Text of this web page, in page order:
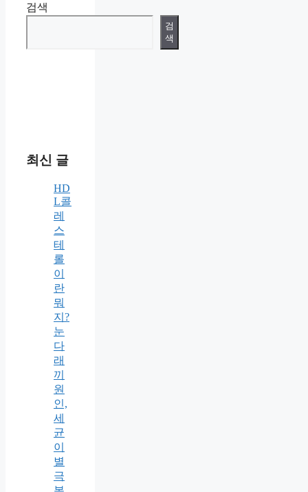
검색
검
색
최신 글
HD
L콜
레
스
테
롤
이
란
뭐
지?
눈
다
래
끼
원
인,
세
균
이
별
극